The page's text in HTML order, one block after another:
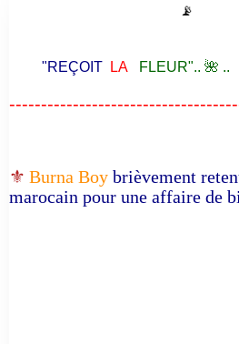
📡
"REÇOIT LA FLEUR".. 🌺 ..
⚜️ Burna Boy brièvement
marocain pour une affaire de